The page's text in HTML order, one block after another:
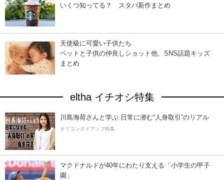
いくつ知ってる？ スタバ新作まとめ
天使級に可愛い子供たち
ペットと子供の仲良しショット他、SNS話題キッズ
まとめ
eltha イチオシ特集
川島海荷さんと学ぶ 日常に潜む“人身取引”のリアル
オリコンタイアップ特集
マクドナルドが40年にわたり支える「小学生の甲子
園」